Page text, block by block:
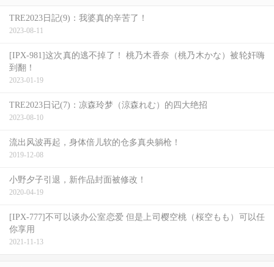
TRE2023日記(9)：我婆真的辛苦了！
2023-08-11
[IPX-981]这次真的逃不掉了！ 桃乃木香奈（桃乃木かな）被轮奸嗨
到翻！
2023-01-19
TRE2023日记(7)：凉森玲梦（涼森れむ）的四大绝招
2023-08-10
流出风波再起，身体倍儿软的仓多真央躺枪！
2019-12-08
小野夕子引退，新作品封面被修改！
2020-04-19
[IPX-777]不可以谈办公室恋爱 但是上司樱空桃（桜空もも）可以任
你享用
2021-11-13